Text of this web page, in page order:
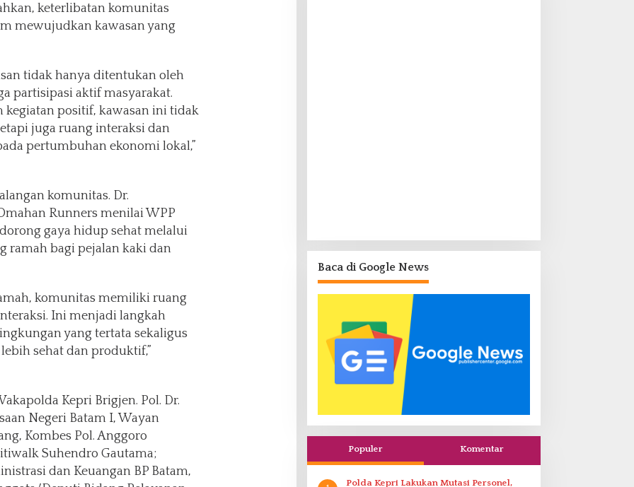
keterlibatan komunitas
mewujudkan kawasan yang
tidak hanya ditentukan oleh
partisipasi aktif masyarakat.
kegiatan positif, kawasan ini tidak
juga ruang interaksi dan
pertumbuhan ekonomi lokal,”
komunitas. Dr.
Runners menilai WPP
gaya hidup sehat melalui
ramah bagi pejalan kaki dan
komunitas memiliki ruang
Ini menjadi langkah
yang tertata sekaligus
sehat dan produktif,”
Kepri Brigjen. Pol. Dr.
Negeri Batam I, Wayan
Kombes Pol. Anggoro
Suhendro Gautama;
dan Keuangan BP Batam,
Baca di Google News
Populer Komentar
Polda Kepri Lakukan Mutasi Personel,